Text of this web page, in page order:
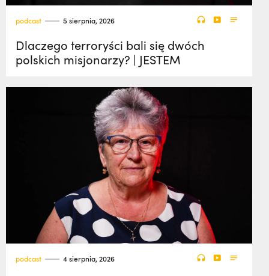
podcast 5 sierpnia, 2026
Dlaczego terroryści bali się dwóch
polskich misjonarzy? | JESTEM
podcast 4 sierpnia, 2026